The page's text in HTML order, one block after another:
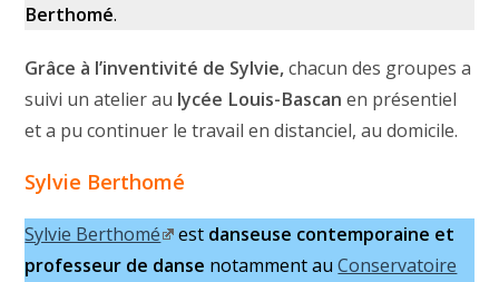
Berthomé.
Grâce à l’inventivité de Sylvie,chacun des groupes a
suivi un atelier au lycée Louis-Bascan en présentiel
et a pu continuer le travail en distanciel, au domicile.
Sylvie Berthomé
Sylvie Berthomé est danseuse contemporaine et
professeur de danse notamment auConservatoire